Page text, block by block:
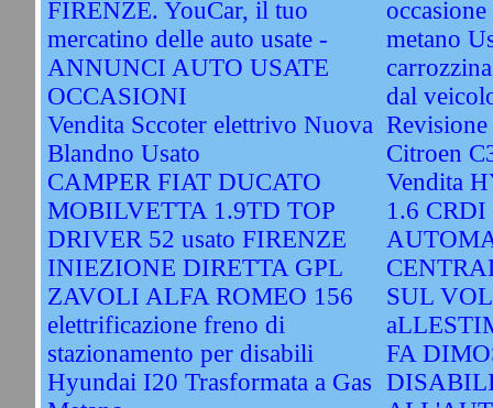
FIRENZE. YouCar, il tuo
mercatino delle auto usate -
ANNUNCI AUTO USATE
OCCASIONI
Vendita Sccoter elettrivo Nuova
Blandno Usato
CAMPER FIAT DUCATO
MOBILVETTA 1.9TD TOP
DRIVER 52 usato FIRENZE
INIEZIONE DIRETTA GPL
ZAVOLI ALFA ROMEO 156
elettrificazione freno di
stazionamento per disabili
Hyundai I20 Trasformata a Gas
metano
dal
Citroen
Vendita
1.6
SUL
FA